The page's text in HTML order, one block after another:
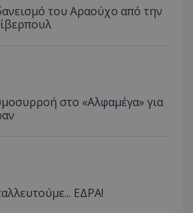
του Αραούχο από την
στο «Αλφαμέγα» για
ΕΔΡΑ!